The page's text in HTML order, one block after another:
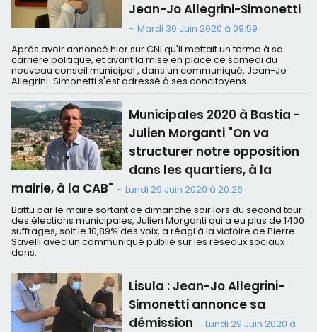
Jean-Jo Allegrini-Simonetti
- Mardi 30 Juin 2020 à 09:59
Après avoir annoncé hier sur CNI qu'il mettait un terme à sa
carrière politique, et avant la mise en place ce samedi du
nouveau conseil municipal , dans un communiqué, Jean-Jo
Allegrini-Simonetti s'est adressé à ses concitoyens
Municipales 2020 à Bastia -
Julien Morganti "On va
structurer notre opposition
dans les quartiers, à la
mairie, à la CAB" - Lundi 29 Juin 2020 à 20:26
Battu par le maire sortant ce dimanche soir lors du second tour
des élections municipales, Julien Morganti qui a eu plus de 1400
suffrages, soit le 10,89% des voix, a réagi à la victoire de Pierre
Savelli avec un communiqué publié sur les réseaux sociaux
dans...
Lisula : Jean-Jo Allegrini-
Simonetti annonce sa
démission - Lundi 29 Juin 2020 à